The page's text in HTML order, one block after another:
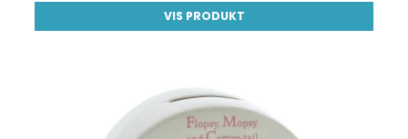
VIS PRODUKT